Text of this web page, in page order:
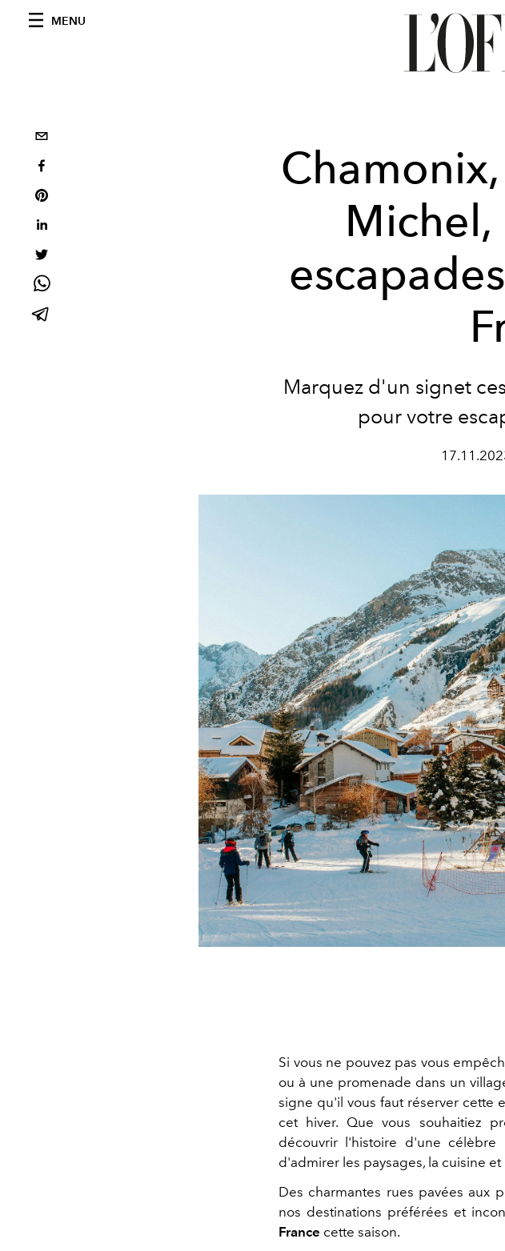
MENU
Michel,
Marquez d'un signet
pour votre
Si vous ne pouvez pas vous
ou à une promenade dans un
signe qu'il vous faut réserver cette
cet hiver. Que vous souhaitiez
découvrir l'histoire d'une célèbre
d'admirer les paysages, la cuisine
Des charmantes rues pavées aux
nos destinations préférées et
France cette saison.